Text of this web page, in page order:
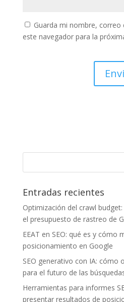
Guarda mi nombre, correo
este navegador para la
Entradas recientes
Optimización del crawl
el presupuesto de rastreo de
EEAT en SEO: qué es y cómo
posicionamiento en Google
SEO generativo con IA: cómo
para el futuro de las
Herramientas para informes
presentar resultados de